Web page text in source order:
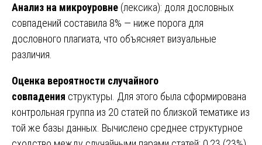
Анализ на микроуровне (лексика): доля дословных
совпадений составила 8% — ниже порога для
дословного плагиата, что объясняет визуальные
различия.
Оценка вероятности случайного
совпадения структуры. Для этого была сформирована
контрольная группа из 20 статей по близкой тематике из
той же базы данных. Вычислено среднее структурное